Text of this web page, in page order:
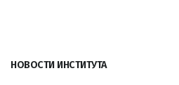
НОВОСТИ ИНСТИТУТА